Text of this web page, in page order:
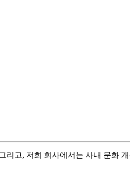
고, 저희 회사에서는 사내 문화